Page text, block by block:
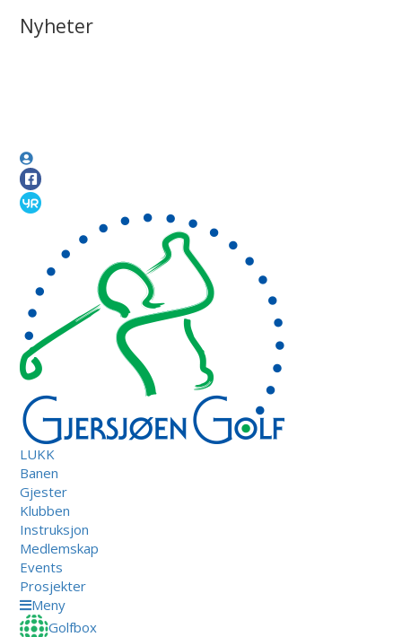
Nyheter
LUKK
Banen
Gjester
Klubben
Instruksjon
Medlemskap
Events
Prosjekter
Meny
Golfbox